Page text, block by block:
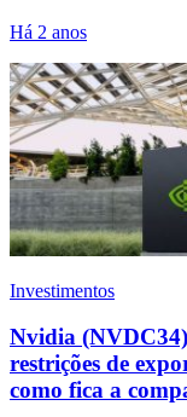
Há 2 anos
Investimentos
Nvidia
restrições de
como fica a